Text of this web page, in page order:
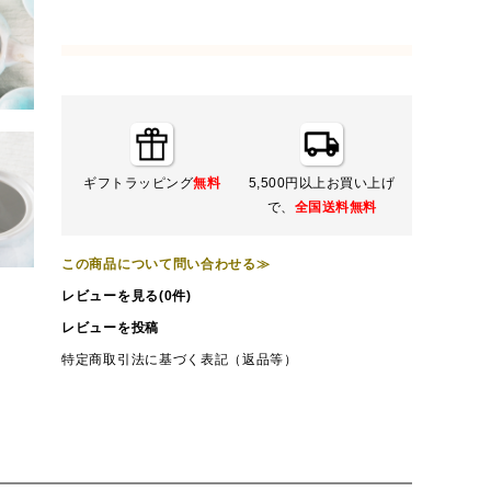
ギフトラッピング無料
5,500円以上お買い上げ
で、 全国送料無料
この商品について問い合わせる≫
レビューを見る(0件)
レビューを投稿
特定商取引法に基づく表記（返品等）